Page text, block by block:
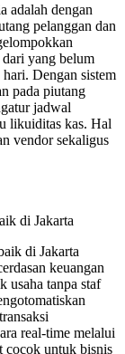
adalah dengan
pelanggan dan
yang belum
Dengan sistem
pada piutang
jadwal
likuiditas kas. Hal
vendor sekaligus
di Jakarta
di Jakarta
keuangan
usaha tanpa staf
real-time melalui
cocok untuk bisnis